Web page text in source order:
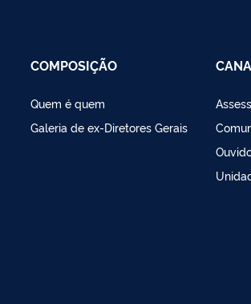
COMPOSIÇÃO
Quem é quem
Galeria de ex-Diretores Gerais